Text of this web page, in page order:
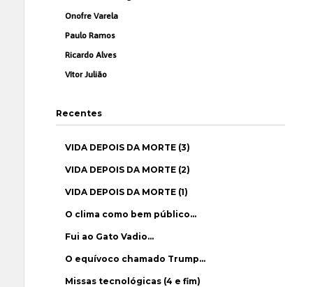
Onofre Varela
Paulo Ramos
Ricardo Alves
Vítor Julião
Recentes
VIDA DEPOIS DA MORTE (3)
VIDA DEPOIS DA MORTE (2)
VIDA DEPOIS DA MORTE (1)
O clima como bem público…
Fui ao Gato Vadio…
O equívoco chamado Trump…
Missas tecnológicas (4 e fim)